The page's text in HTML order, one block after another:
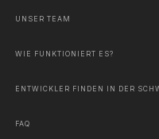
UNSER TEAM
WIE FUNKTIONIERT ES?
ENTWICKLER FINDEN IN DER
FAQ